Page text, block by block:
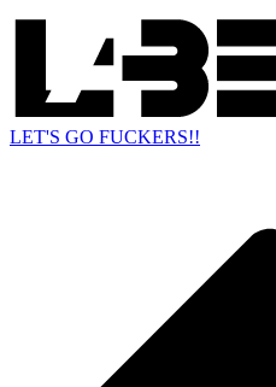
LET'S GO FUCKERS!!